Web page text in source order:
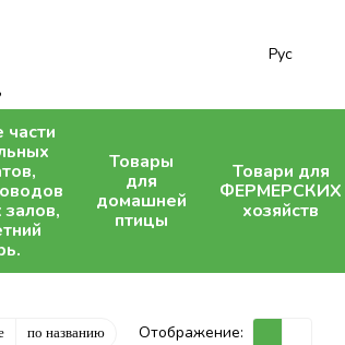
Рус
части
Товары
для
домашней
птицы
Товари для
ФЕРМЕРСКИХ
хозяйств
по названию Отображение: